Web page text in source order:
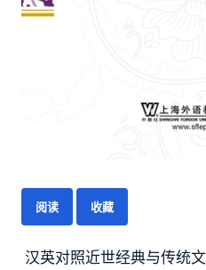
阅读 收藏
汉英对照近世经典与传统